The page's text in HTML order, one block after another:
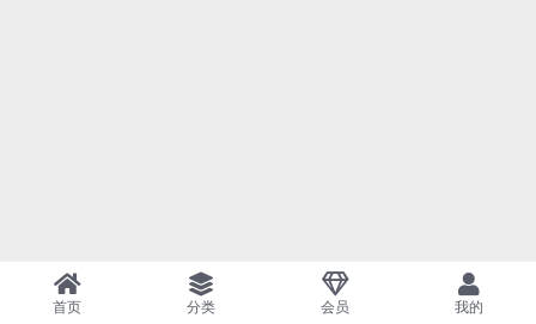
首页 分类 会员 我的